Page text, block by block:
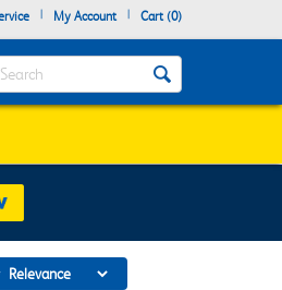
| My Account | Cart (0)